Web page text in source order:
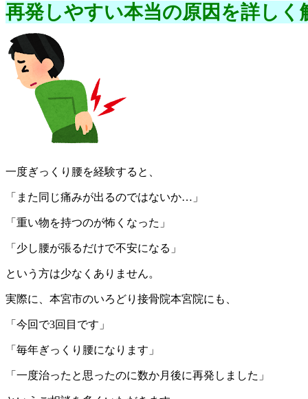
再発しやすい本当の原因を詳しく
一度ぎっくり腰を経験すると、
「また同じ痛みが出るのではないか…」
「重い物を持つのが怖くなった」
「少し腰が張るだけで不安になる」
という方は少なくありません。
実際に、本宮市のいろどり接骨院本宮院にも、
「今回で3回目です」
「毎年ぎっくり腰になります」
「一度治ったと思ったのに数か月後に再発しました」